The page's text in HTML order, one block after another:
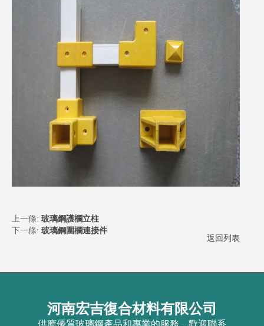
上一條: 玻璃鋼護欄立柱
下一條: 玻璃鋼圍欄連接件
返回列表
河南宏吉復合材料有限公司
供應優質玻璃鋼產品和專業的服務，歡迎聯系